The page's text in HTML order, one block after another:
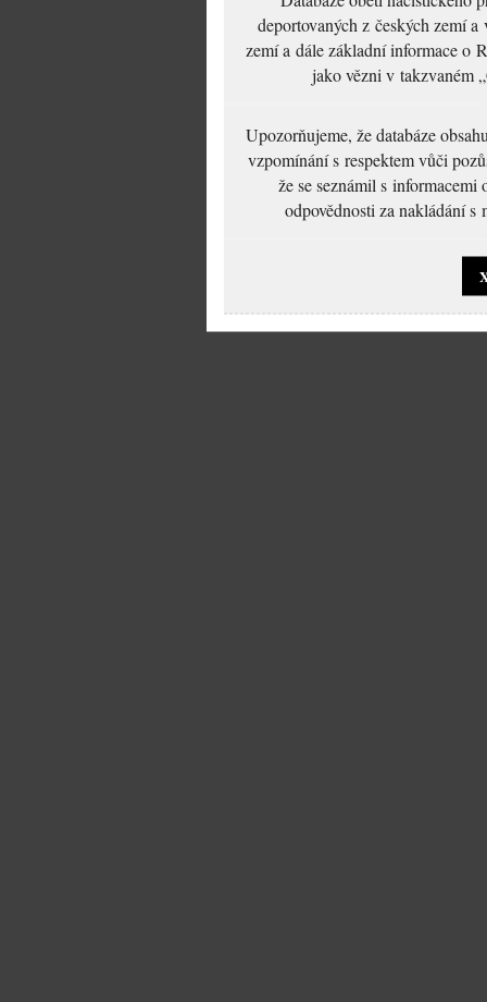
deportovaných z českých zemí
zemí a dále základní informace o
jako vězni v takzvaném
Upozorňujeme, že databáze
vzpomínání s respektem vůči
že se seznámil s
odpovědnosti za nakládání